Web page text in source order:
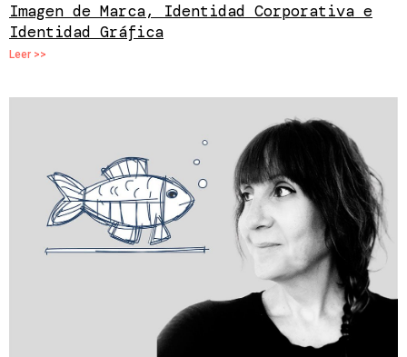
Imagen de Marca, Identidad Corporativa e
Identidad Gráfica
Leer >>